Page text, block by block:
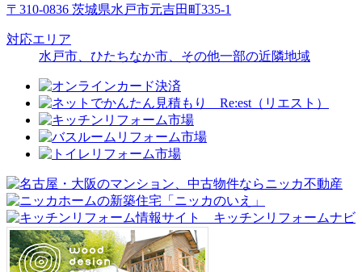
〒310-0836 茨城県水戸市元吉田町335-1
対応エリア
水戸市、ひたちなか市、その他一部の近隣地域